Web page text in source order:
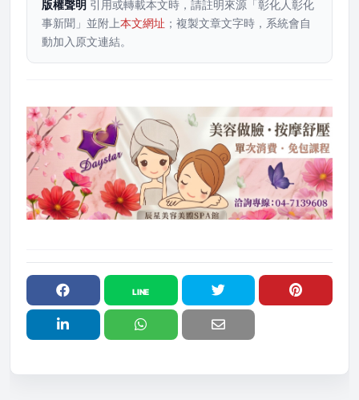
版權聲明 引用或轉載本文時，請註明來源「彰化人彰化
事新聞」並附上本文網址 ；複製文章文字時，系統會自
動加入原文連結。